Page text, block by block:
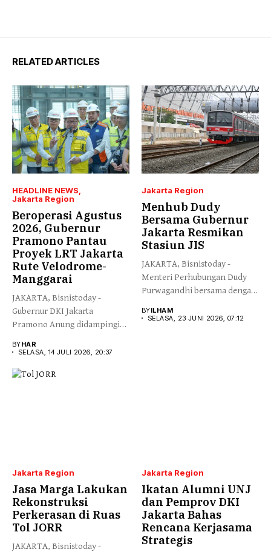
RELATED ARTICLES
HEADLINE NEWS
Jakarta Region
Beroperasi Agustus
2026, Gubernur
Pramono Pantau
Proyek LRT Jakarta
Rute Velodrome-
Manggarai
JAKARTA, Bisnistoday -
Gubernur DKI Jakarta
Pramono Anung didampingi
BYHAR
SELASA, 14 JULI 2026, 20:37
Jakarta Region
Menhub Dudy
Bersama Gubernur
Jakarta Resmikan
Stasiun JIS
JAKARTA, Bisnistoday -
Menteri Perhubungan Dudy
Purwagandhi bersama dengan
BYILHAM
SELASA, 23 JUNI 2026, 07:12
Jakarta Region
Jasa Marga Lakukan
Rekonstruksi
Perkerasan di Ruas
Tol JORR
JAKARTA, Bisnistoday -
Jakarta Region
Ikatan Alumni UNJ
dan Pemprov DKI
Jakarta Bahas
Rencana Kerjasama
Strategis